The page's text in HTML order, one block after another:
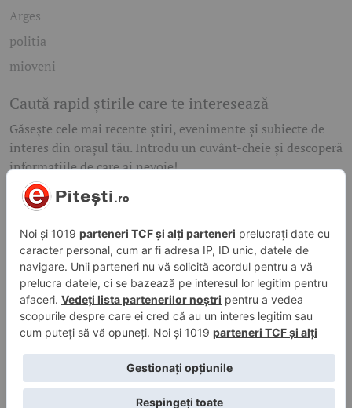
Arges
politia
mioveni
Caută rapid știrile care te interesează
Găsește cele mai recente știri, evenimente și subiecte de
interes din orașul tău. Introdu un cuvânt-cheie și descoperă
informațiile de care ai nevoie!
Caută
© 2026 ePitesti.ro | Toate drepturile rezervate. | Site
administrat deWebFixer.ro